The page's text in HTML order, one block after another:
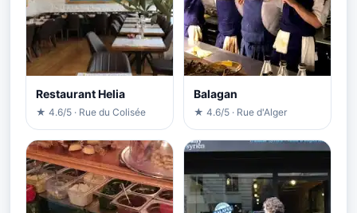
Restaurant Helia
★ 4.6/5 · Rue du Colisée
Balagan
★ 4.6/5 · Rue d'Alger